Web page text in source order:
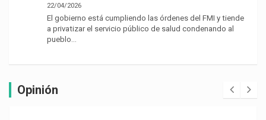
22/04/2026
El gobierno está cumpliendo las órdenes del FMI y tiende
a privatizar el servicio público de salud condenando al
pueblo…
Opinión